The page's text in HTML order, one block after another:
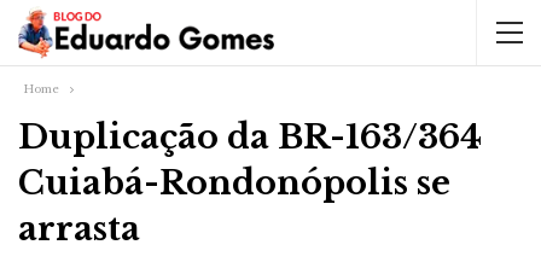
Home
Duplicação da BR-163/364
Cuiabá-Rondonópolis se
arrasta